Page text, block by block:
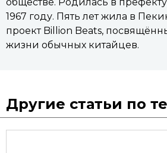
1967 году. Пять лет жила в
проект Billion Beats,
жизни обычных китайцев.
Другие статьи по